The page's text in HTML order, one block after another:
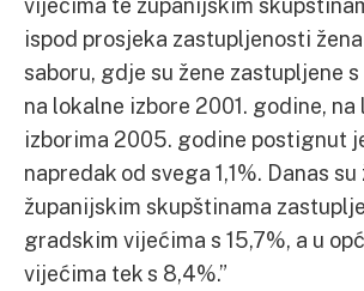
ispod prosjeka zastupljenosti
saboru, gdje su žene zastupljene
na lokalne izbore 2001. godine, na
izborima 2005. godine postignut
napredak od svega 1,1%. Danas su
županijskim skupštinama
gradskim vijećima s 15,7%, a u
vijećima tek s 8,4%.”